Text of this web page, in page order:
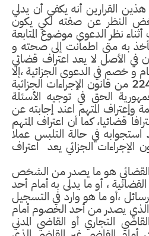
أنه يكفي أن يدلي
النظر عن صفته لكي يكون
الدعوى موضوع المتابعة
به متى اطمأنت إلى صحته و
الأصل لا يعد اعتراف قضائي
خصم في الدعوى الجزائية ،إلا
من قانون الإجراءات الجزائية
الحق في توجيه الأسئلة
المتهم اعند إجابته عن
كما أن اعتراف المتهم
في حالة التلبس عملا
الجزائي يعد اعتراف
هو ما يصدر من الشخص
، أو ما يدلى به أمام أحد
،أو ما هو وارد في التسجيل
يصدر من أحد الخصوم أمام
أو القاضي المدني